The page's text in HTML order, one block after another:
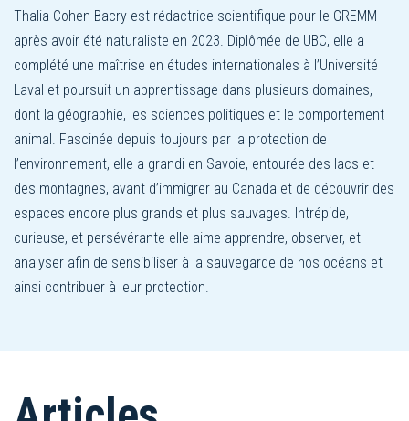
Thalia Cohen Bacry est rédactrice scientifique pour le GREMM
après avoir été naturaliste en 2023. Diplômée de UBC, elle a
complété une maîtrise en études internationales à l’Université
Laval et poursuit un apprentissage dans plusieurs domaines,
dont la géographie, les sciences politiques et le comportement
animal. Fascinée depuis toujours par la protection de
l’environnement, elle a grandi en Savoie, entourée des lacs et
des montagnes, avant d’immigrer au Canada et de découvrir des
espaces encore plus grands et plus sauvages. Intrépide,
curieuse, et persévérante elle aime apprendre, observer, et
analyser afin de sensibiliser à la sauvegarde de nos océans et
ainsi contribuer à leur protection.